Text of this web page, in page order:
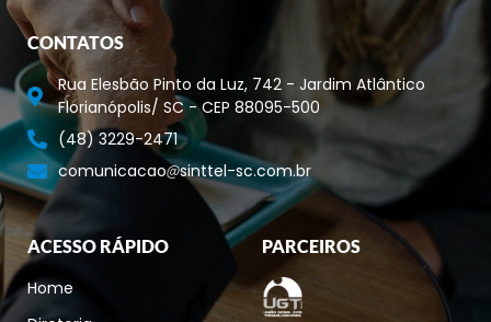
CONTATOS
Rua Elesbão Pinto da Luz, 742 - Jardim Atlântico
Florianópolis/ SC - CEP 88095-500
(48) 3229-2471
comunicacao
sinttel-sc.com.br
ACESSO RÁPIDO
Home
PARCEIROS